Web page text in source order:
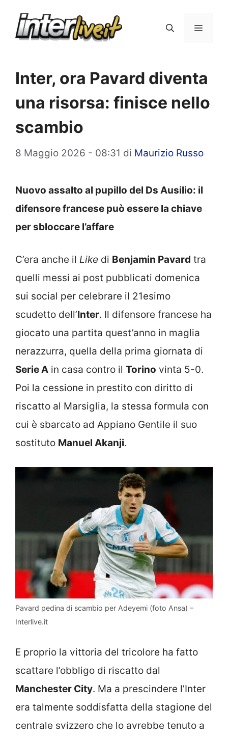
Menu
Inter, ora Pavard diventa
una risorsa: finisce nello
scambio
8 Maggio 2026 - 08:31 di Maurizio Russo
Nuovo assalto al pupillo del Ds Ausilio: il
difensore francese può essere la chiave
per sbloccare l’affare
C’era anche il Like di Benjamin Pavard tra
quelli messi ai post pubblicati domenica
sui social per celebrare il 21esimo
scudetto dell’Inter. Il difensore francese ha
giocato una partita quest’anno in maglia
nerazzurra, quella della prima giornata di
Serie A in casa contro il Torino vinta 5-0.
Poi la cessione in prestito con diritto di
riscatto al Marsiglia, la stessa formula con
cui è sbarcato ad Appiano Gentile il suo
sostituto Manuel Akanji.
Pavard pedina di scambio per Adeyemi (foto Ansa) –
Interlive.it
E proprio la vittoria del tricolore ha fatto
scattare l’obbligo di riscatto dal
Manchester City. Ma a prescindere l’Inter
era talmente soddisfatta della stagione del
centrale svizzero che lo avrebbe tenuto a